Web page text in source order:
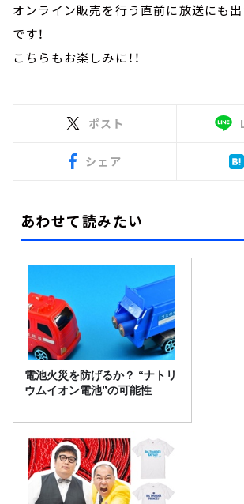
オンライン販売を行う直前に放送にも
です！
こちらもお楽しみに！！
ポスト
シェア
あわせて読みたい
電池火災を防げるか？ “ナトリ
ウムイオン電池”の可能性